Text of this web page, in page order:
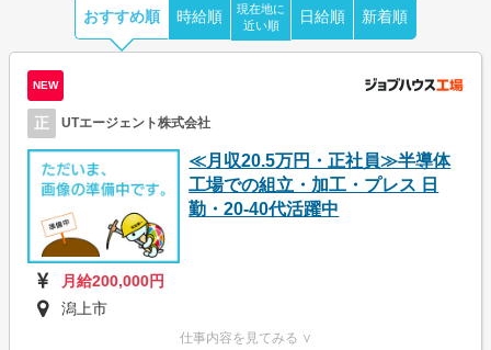
おすすめ順 時給順
現在地に
近い順
日給順 新着順
NEW
正 UTエージェント株式会社
≪月収20.5万円・正社員≫半導体
工場での組立・加工・プレス 日
勤・20-40代活躍中
月給200,000円
潟上市
仕事内容を見てみる ∨